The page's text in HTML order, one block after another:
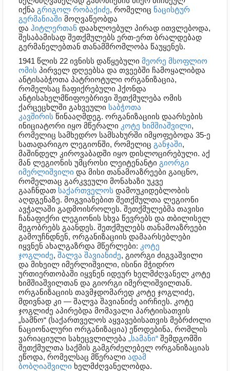
იქნა გრიგოლ რობაქიძე, რომელიც ნაცისტურ
გერმანიაში მოღვაწეობდა
და ჰიტლერთან დაახლოებულ პირად ითვლებოდა,
შესაბამისად შეთქმულებს ერთ-ერთ ბრალდებად
გერმანელებთან თანამშრომლობა წაუყენეს.
1941 წლის 22 ივნისს დაწყებული მეორე მსოფლიო
ომის პირველ დღეებსა და თვეებში ჩამოყალიბდა
ანტისაბჭოთა პატრიოტული ორგანიზაცია,
რომელსაც ჩაფიქრებული ჰქონდა
ანტისახელმწიფოებრივი შეთქმულება ომის
ქარცეცხლში გახვეული საბჭოთა
კავშირის წინააღმდეგ. ორგანიზაციის დაარსების
ინიციატორი იყო მწერალი კოტე ხიმშიაშვილი,
რომელიც სამხედრო სამსახურში იმყოფებოდა 35-ე
სათადარიგო ლეგიონში, რომელიც განჯაში,
მაშინდელ კიროვაბადში იყო დისლოცირებული. აქ
მან ლეგიონის უმცროსი ლეიტენანტი გიორგი
იმერლიშვილი და მისი თანამოაზრეები გაიცნო,
რომელთაც გარკვეული მონახაზი უკვე
გააჩნდათ საქართველოს დამოუკიდებლობის
აღდგენაზე. მოგვიანებით შეთქმულთა ლეგიონი
ავჭალაში გადმოისროლეს. შეთქმულებმა თავისი
ჩანაფიქრი ლეგიონის სხვა წევრებს და თბილისელ
მეგობრებს გაანდეს. შეთქმულებს თანამოაზრეები
გამოუჩნდნენ, ორგანიზაციის დამაარსებლები
იყვნენ ახალგაზრდა მწერლები: კოტე
ჯოგლიძე, შალვა შავიანიძე, გიორგი ძიგვაშვილი
და მიხეილ იმერლიშვილი, ისინი მჭიდრო
ურთიერთობაში იყვნენ იდეურ ხელმძღვანელ კოტე
ხიმშიაშვილთან და გიორგი იმერლიშვილთან.
ორგანიზაციის თავმჯდომარედ კოტე ჯოგლიძე,
მდივნად კი — შალვა შავიანიძე აირჩიეს. კოტე
ჯოგლიძე აპირებდა მომავალი პარტიისათვის
„სამნო“ (საქართველოს აყვავებისათვის მებრძოლი
ნაციონალური ორგანიზაცია) ეწოდებინა, რომლის
ვარიაციული სახეცვლილება „სამანი“ შემდგომში
შეთქმულთა საქმის გამგრძელებელ ორგანიზაციას
ეწოდა, რომელსაც მწერალი ადამ
ბობღიაშვილი ხელმძღვანელობდა.